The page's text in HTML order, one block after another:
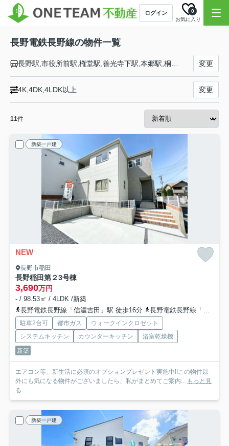
ログイン
お気に入り
0
長野電鉄長野線の物件一覧
変更
4K,4DK,4LDK以上 変更
11件
新築一戸建
NEW
長野市稲田
長野稲田第２3号棟
3,690万円
- / 98.53㎡ / 4LDK /新築
長野電鉄長野線「信濃吉田」駅 徒歩16分
長野電鉄長野線「桐原」駅 徒歩17分
駐車2台可 都市ガス
ウォークインクロゼット
システムキッチン
カウンターキッチン
浴室乾燥機
新築
エアコン等、新生活に必須のオプションプレゼント実施中!!この物件以
外にも気になる物件がございましたら、私がまとめてご案内... もっと見
る
新築一戸建